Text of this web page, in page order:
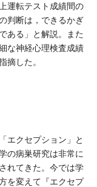
運転テスト成績間の
判断は，できるかぎ
ある」と解説。また
な神経心理検査成績
摘した。
エクセプション」と
の病巣研究は非常に
れてきた。今では学
を変えて『エクセプ